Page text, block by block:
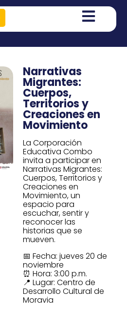
Narrativas
Migrantes:
Cuerpos,
Territorios y
Creaciones en
Movimiento
La Corporación
Educativa Combo
invita a participar en
Narrativas Migrantes:
Cuerpos, Territorios y
Creaciones en
Movimiento, un
espacio para
escuchar, sentir y
reconocer las
historias que se
mueven.
📅 Fecha: jueves 20 de
noviembre
⏰ Hora: 3:00 p.m.
📍 Lugar: Centro de
Desarrollo Cultural de
Moravia